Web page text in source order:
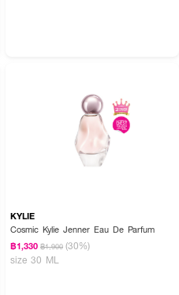
KYLIE
Cosmic Kylie Jenner Eau De Parfum
฿1,330 ฿1,900 (30%)
size 30 ML